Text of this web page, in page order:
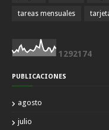
tareas mensuales
1 2921 74
PUBLICACIONES
agosto
julio